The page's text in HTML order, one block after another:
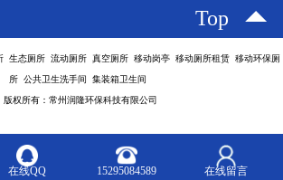
Top
生态厕所 流动厕所 真空厕所 移动岗亭 移动厕所租赁 移动环保厕
所 公共卫生洗手间 集装箱卫生间
版权所有：常州润隆环保科技有限公司
在线QQ 15295084589 在线留言